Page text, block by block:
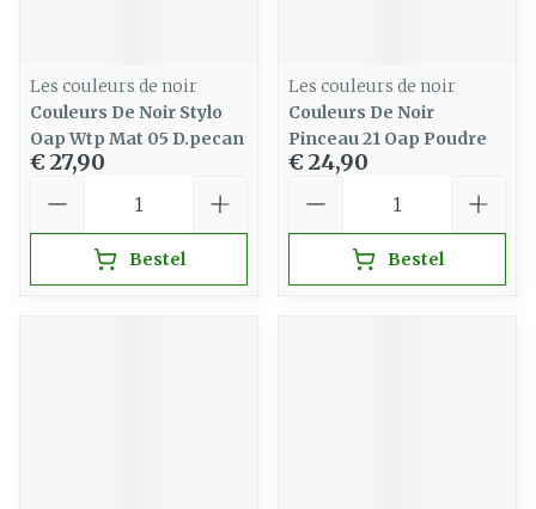
Les couleurs de noir
Couleurs De Noir Stylo
Oap Wtp Mat 05 D.pecan
€ 27,90
Bestel
Les couleurs de noir
Couleurs De Noir
Pinceau 21 Oap Poudre
€ 24,90
Bestel